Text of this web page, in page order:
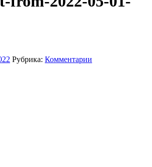
Рубрика: Комментарии